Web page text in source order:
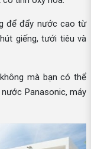
để đẩy nước cao từ
giếng, tưới tiêu và
mà bạn có thể
Panasonic, máy